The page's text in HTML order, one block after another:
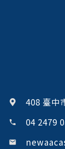
408 臺中
phone 04 2479
email